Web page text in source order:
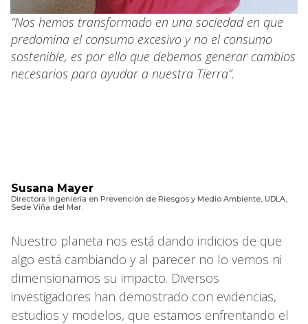
“Nos hemos transformado en una sociedad en que
predomina el consumo excesivo y no el consumo
sostenible, es por ello que debemos generar cambios
necesarios para ayudar a nuestra Tierra”.
Susana Mayer
Directora Ingeniería en Prevención de Riesgos y Medio Ambiente, UDLA,
Sede Viña del Mar.
Nuestro planeta nos está dando indicios de que
algo está cambiando y al parecer no lo vemos ni
dimensionamos su impacto. Diversos
investigadores han demostrado con evidencias,
estudios y modelos, que estamos enfrentando el